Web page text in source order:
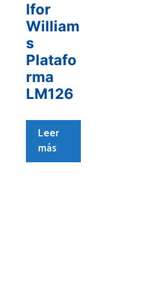
Ifor
William
s
Platafo
rma
LM126
Leer
más